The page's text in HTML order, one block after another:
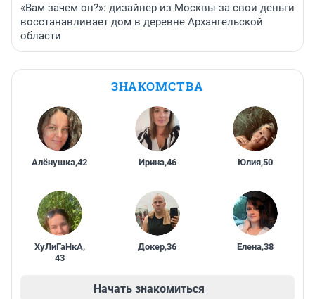
«Вам зачем он?»: дизайнер из Москвы за свои деньги
восстанавливает дом в деревне Архангельской
области
ЗНАКОМСТВА
Алёнушка,42 Ирина,46 Юлия,50
ХуЛиГаНкА,
43
Докер,36 Елена,38
Начать знакомиться